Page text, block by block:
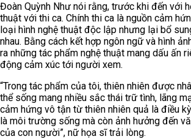
Đoàn Quỳnh Như nói rằng, trước khi đến với
thuật với thi ca. Chính thi ca là nguồn cảm
loại hình nghệ thuật độc lập nhưng lại bổ
nhau. Bằng cách kết hợp ngôn ngữ và hình
ra những tác phẩm nghệ thuật mang dấu ấn
động cảm xúc tới người xem.
“Trong tác phẩm của tôi, thiên nhiên được
thể sống mang nhiều sắc thái trữ tình, lãng
cảm hứng vô tận từ thiên nhiên quả là điều
là môi trường sống mà còn ảnh hưởng đến
của con người”, nữ họa sĩ trải lòng.